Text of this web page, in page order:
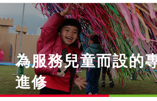
為服務兒童而設的
進修